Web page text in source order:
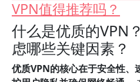
VPN值得推荐吗？
什么是优质的VPN
虑哪些关键因素？
优质VPN的核心在于安全性、